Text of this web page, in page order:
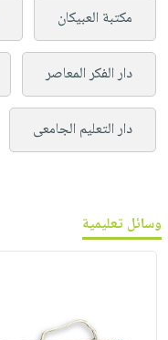
مكتبة العبيكان
دار الفكر المعاصر
دار التعليم الجامعى
وسائل تعليمية